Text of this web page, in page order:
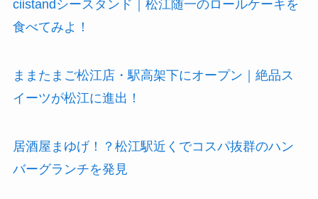
ciistandシースタンド｜松江随一のロールケーキを
食べてみよ！
ままたまご松江店・駅高架下にオープン｜絶品ス
イーツが松江に進出！
居酒屋まゆげ！？松江駅近くでコスパ抜群のハン
バーグランチを発見